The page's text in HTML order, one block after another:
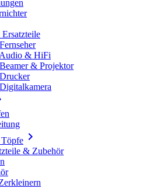
& HiFi
& Projektor

& Zubehör